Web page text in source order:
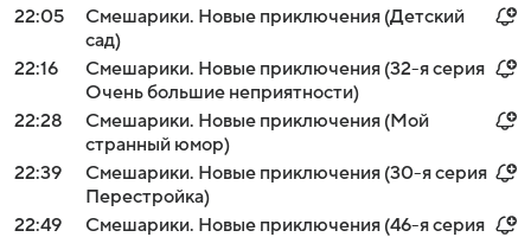
22:05
Смешарики. Новые приключения (Детский
сад)
22:16
Смешарики. Новые приключения (32-я серия
Очень большие неприятности)
22:28
Смешарики. Новые приключения (Мой
странный юмор)
22:39
Смешарики. Новые приключения (30-я серия
Перестройка)
22:49
Смешарики. Новые приключения (46-я серия